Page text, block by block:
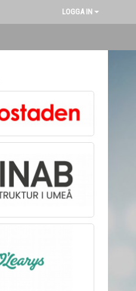
LOGGA IN